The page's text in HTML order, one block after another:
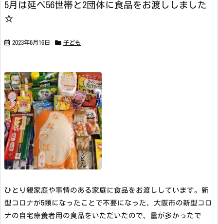
5月は延べ56世帯と2団体に食品をお渡ししました
☆
2023年6月16日 子ども
ひとり親家庭や事情のある家庭に食品をお渡ししています。 新
型コロナが5類になったことで不要になった、大阪市の新型コロ
ナの自宅療養者用の食品をいただいたので、量が多かったで